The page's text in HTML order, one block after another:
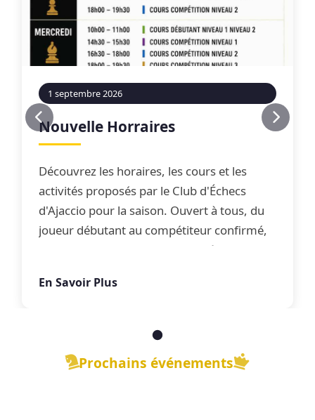
1 septembre 2026
Nouvelle Horraires
Découvrez les horaires, les cours et les
activités proposés par le Club d'Échecs
d'Ajaccio pour la saison. Ouvert à tous, du
joueur débutant au compétiteur confirmé,
le club propose une offre complète
de jeu libre dans une ambiance conviviale.
En Savoir Plus
Prochains événements